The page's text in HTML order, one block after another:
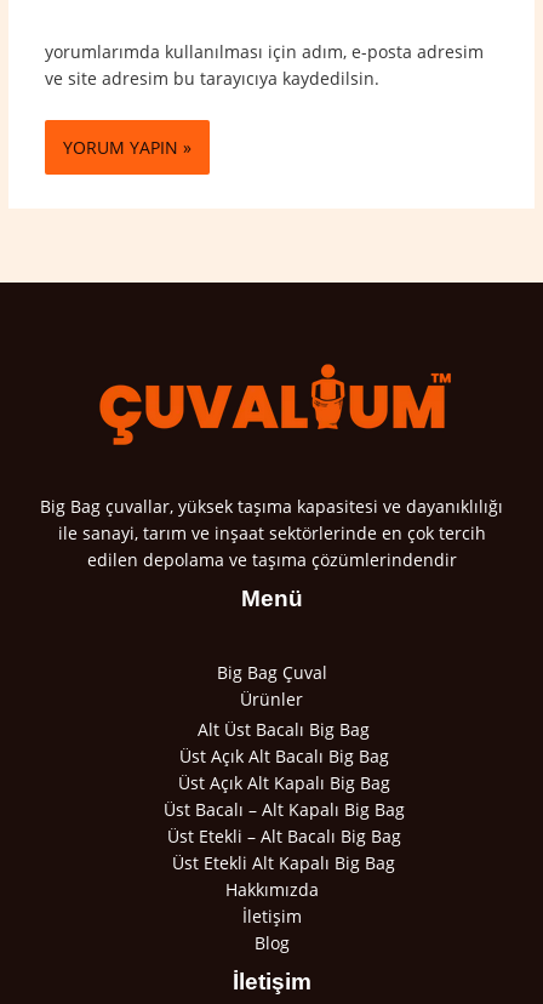
yorumlarımda kullanılması için adım, e-posta adresim
ve site adresim bu tarayıcıya kaydedilsin.
Big Bag çuvallar, yüksek taşıma kapasitesi ve dayanıklılığı
ile sanayi, tarım ve inşaat sektörlerinde en çok tercih
edilen depolama ve taşıma çözümlerindendir
Menü
Big Bag Çuval
Ürünler
Alt Üst Bacalı Big Bag
Üst Açık Alt Bacalı Big Bag
Üst Açık Alt Kapalı Big Bag
Üst Bacalı – Alt Kapalı Big Bag
Üst Etekli – Alt Bacalı Big Bag
Üst Etekli Alt Kapalı Big Bag
Hakkımızda
İletişim
Blog
İletişim